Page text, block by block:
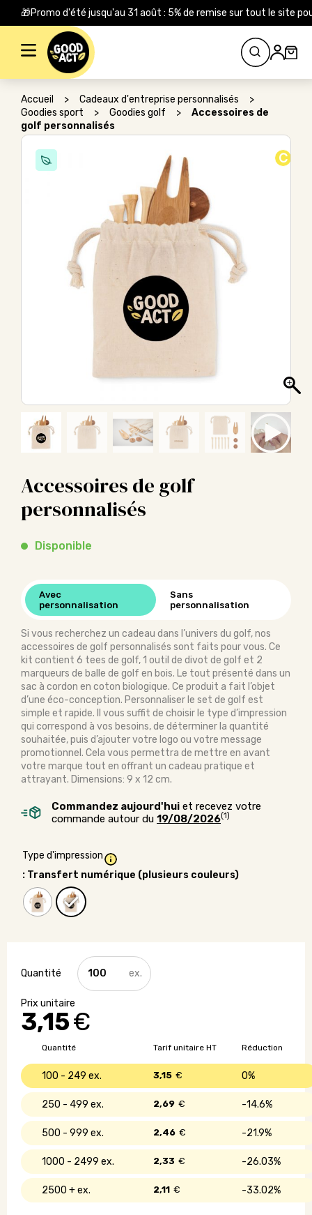
🎁Promo d'été jusqu'au 31 août : 5% de remise sur tout le site
Rechercher :
Accueil > Cadeaux d'entreprise personnalisés
>
Goodies sport
> Goodies golf >
Accessoires de
golf personnalisés
C
Accessoires de golf
personnalisés
Disponible
Avec
personnalisation
Sans
personnalisation
Si vous recherchez un cadeau dans l’univers du golf, nos
accessoires de golf personnalisés sont faits pour vous. Ce
kit contient 6 tees de golf, 1 outil de divot de golf et 2
marqueurs de balle de golf en bois. Le tout présenté dans un
sac à cordon en coton biologique. Ce produit a fait l’objet
d’une éco-conception. Personnaliser le set de golf est
simple et rapide. Il vous suffit de choisir le type d’impression
qui correspond à vos besoins, de déterminer la quantité
souhaitée, puis d’ajouter votre logo ou votre message
promotionnel. Cela vous permettra de mettre en avant
votre marque tout en offrant un cadeau pratique et
attrayant. Dimensions: 9 x 12 cm.
Commandez aujourd'hui et recevez votre
commande autour du 19/08/2026(1)
Type d'impression
: Transfert numérique (plusieurs couleurs)
3,15€
quantité
de
Accessoires
golf
personnalisés
Quantité Réduction
Tarif unitaire HT
100 - 249 0%
3,15 €
250 - 499 14.6%
2,69 €
500 - 999 21.9%
2,46 €
1000 - 2499 26.03%
2,33 €
2500 + 33.02%
2,11 €